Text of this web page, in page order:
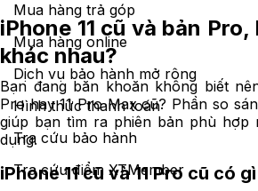
iPhone 11 cũ và bản
khác nhau?
Bạn đang băn khoăn không biết
Pro hay 11 Pro Max cũ? Phần so
giúp bạn tìm ra phiên bản phù hợp
dụng.
iPhone 11 cũ và 11 Pro cũ có
Mua hàng trả góp
Mua hàng online
Dịch vụ bảo hành mở rộng
Hình thức thanh toán
Tra cứu bảo hành
Tra cứu điểm XTMember